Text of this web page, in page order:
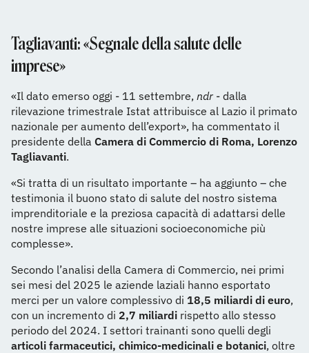
Tagliavanti: «Segnale della salute delle
imprese»
«Il dato emerso oggi - 11 settembre, ndr - dalla
rilevazione trimestrale Istat attribuisce al Lazio il primato
nazionale per aumento dell’export», ha commentato il
presidente della Camera di Commercio di Roma, Lorenzo
Tagliavanti.
«Si tratta di un risultato importante – ha aggiunto – che
testimonia il buono stato di salute del nostro sistema
imprenditoriale e la preziosa capacità di adattarsi delle
nostre imprese alle situazioni socioeconomiche più
complesse».
Secondo l’analisi della Camera di Commercio, nei primi
sei mesi del 2025 le aziende laziali hanno esportato
merci per un valore complessivo di 18,5 miliardi di euro,
con un incremento di 2,7 miliardi rispetto allo stesso
periodo del 2024. I settori trainanti sono quelli degli
articoli farmaceutici, chimico-medicinali e botanici, oltre